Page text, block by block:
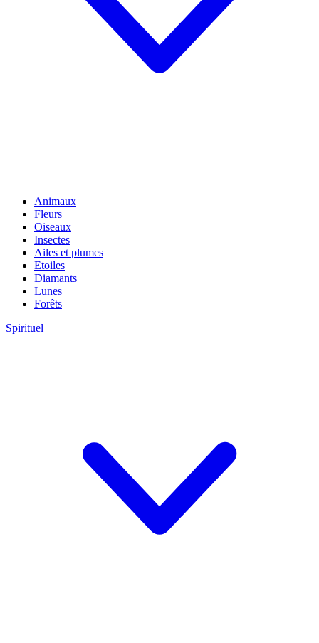
Animaux
Fleurs
Oiseaux
Insectes
Ailes et plumes
Etoiles
Diamants
Lunes
Forêts
Spirituel